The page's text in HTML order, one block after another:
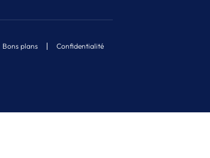
Bons plans Confidentialité